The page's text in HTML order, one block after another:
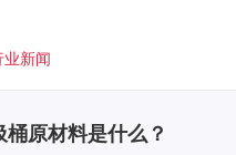
业新闻
原材料是什么？